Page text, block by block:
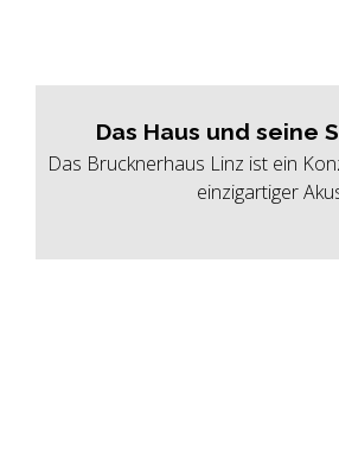
Das Haus und seine
Das Brucknerhaus Linz ist ein
einzigartiger